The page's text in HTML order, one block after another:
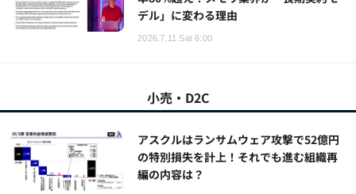
デル」に変わる理由
2026.7.11 Sat 6:00
小売・D2C
アスクルはランサムウェア攻撃で52億円
の特別損失を計上！それでも進む組織再
編の内容は？